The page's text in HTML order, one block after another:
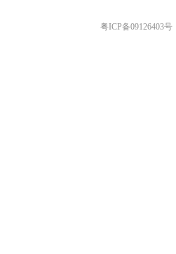
粤ICP备09126403号